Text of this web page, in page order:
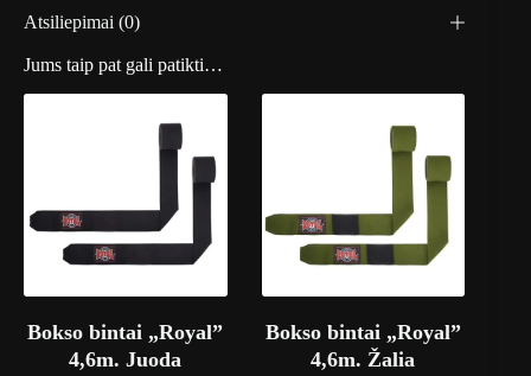
Atsiliepimai (0)
Jums taip pat gali patikti…
Bokso bintai „Royal”
4,6m. Juoda
Bokso bintai „Royal”
4,6m. Žalia